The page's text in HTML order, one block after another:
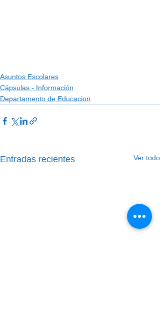
Asuntos Escolares
Cápsulas - Información
Departamento de Educacion
Entradas recientes Ver todo